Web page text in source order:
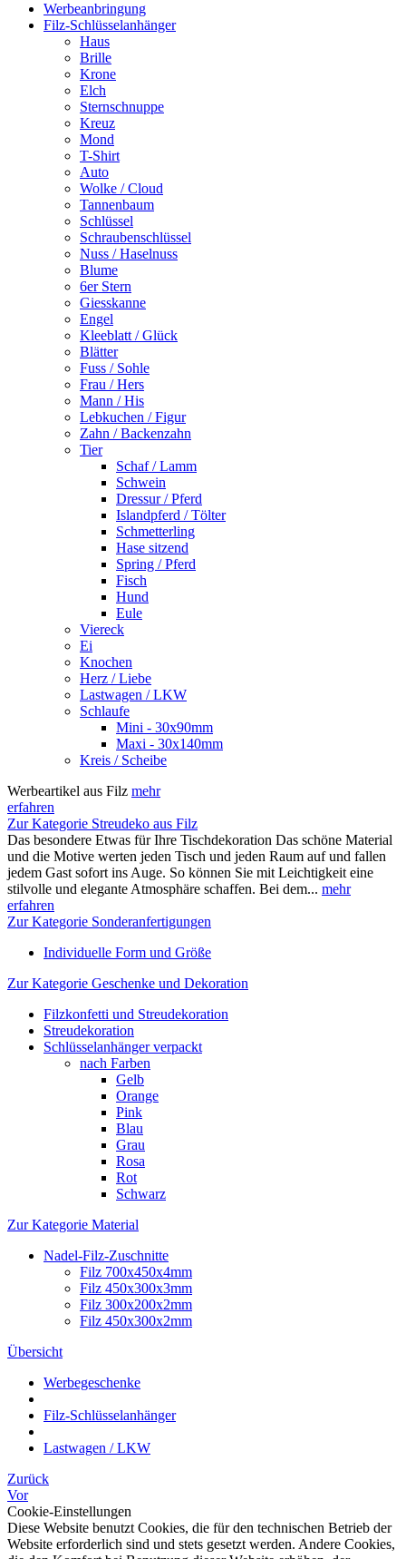
Werbeanbringung
Filz-Schlüsselanhänger
Haus
Brille
Krone
Elch
Sternschnuppe
Kreuz
Mond
T-Shirt
Auto
Wolke / Cloud
Tannenbaum
Schlüssel
Schraubenschlüssel
Nuss / Haselnuss
Blume
6er Stern
Giesskanne
Engel
Kleeblatt / Glück
Blätter
Fuss / Sohle
Frau / Hers
Mann / His
Lebkuchen / Figur
Zahn / Backenzahn
Tier
Schaf / Lamm
Schwein
Dressur / Pferd
Islandpferd / Tölter
Schmetterling
Hase sitzend
Spring / Pferd
Fisch
Hund
Eule
Viereck
Ei
Knochen
Herz / Liebe
Lastwagen / LKW
Schlaufe
Mini - 30x90mm
Maxi - 30x140mm
Kreis / Scheibe
Werbeartikel aus Filz mehr
erfahren
Zur Kategorie Streudeko aus Filz
Das besondere Etwas für Ihre Tischdekoration Das schöne Material
und die Motive werten jeden Tisch und jeden Raum auf und fallen
jedem Gast sofort ins Auge. So können Sie mit Leichtigkeit eine
stilvolle und elegante Atmosphäre schaffen. Bei dem... mehr
erfahren
Zur Kategorie Sonderanfertigungen
Individuelle Form und Größe
Zur Kategorie Geschenke und Dekoration
Filzkonfetti und Streudekoration
Streudekoration
Schlüsselanhänger verpackt
nach Farben
Gelb
Orange
Pink
Blau
Grau
Rosa
Rot
Schwarz
Zur Kategorie Material
Nadel-Filz-Zuschnitte
Filz 700x450x4mm
Filz 450x300x3mm
Filz 300x200x2mm
Filz 450x300x2mm
Übersicht
Werbegeschenke
Filz-Schlüsselanhänger
Lastwagen / LKW
Zurück
Vor
Cookie-Einstellungen
Diese Website benutzt Cookies, die für den technischen Betrieb der
Website erforderlich sind und stets gesetzt werden. Andere Cookies,